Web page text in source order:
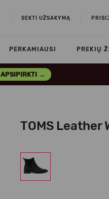
SEKTI UŽSAKYMĄ
PERKAMIAUSI PREKIŲ
APSIPIRKTI →
TOMS Leather